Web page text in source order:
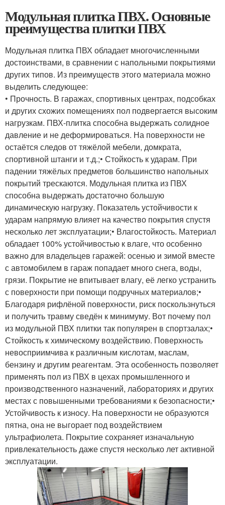
Модульная плитка ПВХ. Основные
преимущества плитки ПВХ
Модульная плитка ПВХ обладает многочисленными
достоинствами, в сравнении с напольными покрытиями
других типов. Из преимуществ этого материала можно
выделить следующее:
• Прочность. В гаражах, спортивных центрах, подсобках
и других схожих помещениях пол подвергается высоким
нагрузкам. ПВХ-плитка способна выдержать солидное
давление и не деформироваться. На поверхности не
остаётся следов от тяжёлой мебели, домкрата,
спортивной штанги и т.д.;• Стойкость к ударам. При
падении тяжёлых предметов большинство напольных
покрытий трескаются. Модульная плитка из ПВХ
способна выдержать достаточно большую
динамическую нагрузку. Показатель устойчивости к
ударам напрямую влияет на качество покрытия спустя
несколько лет эксплуатации;• Влагостойкость. Материал
обладает 100% устойчивостью к влаге, что особенно
важно для владельцев гаражей: осенью и зимой вместе
с автомобилем в гараж попадает много снега, воды,
грязи. Покрытие не впитывает влагу, её легко устранить
с поверхности при помощи подручных материалов;•
Благодаря рифлёной поверхности, риск поскользнуться
и получить травму сведён к минимуму. Вот почему пол
из модульной ПВХ плитки так популярен в спортзалах;•
Стойкость к химическому воздействию. Поверхность
невосприимчива к различным кислотам, маслам,
бензину и другим реагентам. Эта особенность позволяет
применять пол из ПВХ в цехах промышленного и
производственного назначений, лабораториях и других
местах с повышенными требованиями к безопасности;•
Устойчивость к износу. На поверхности не образуются
пятна, она не выгорает под воздействием
ультрафиолета. Покрытие сохраняет изначальную
привлекательность даже спустя несколько лет активной
эксплуатации.